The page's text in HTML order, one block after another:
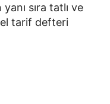
sıra tatlı ve
tarif defteri